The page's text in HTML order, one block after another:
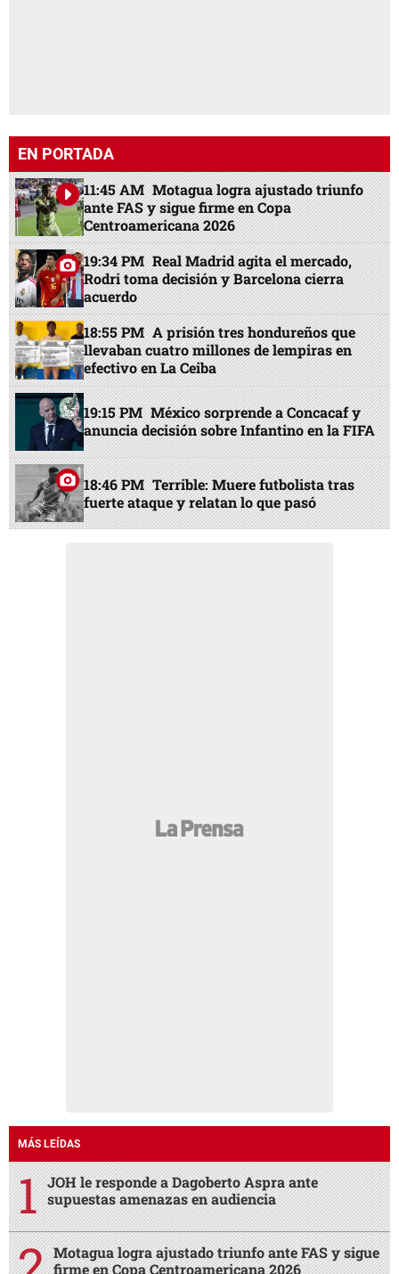
EN PORTADA
11:45 AM Motagua logra ajustado triunfo
ante FAS y sigue firme en Copa
Centroamericana 2026
19:34 PM Real Madrid agita el mercado,
Rodri toma decisión y Barcelona cierra
acuerdo
18:55 PM A prisión tres hondureños que
llevaban cuatro millones de lempiras en
efectivo en La Ceiba
19:15 PM México sorprende a Concacaf y
anuncia decisión sobre Infantino en la FIFA
18:46 PM Terrible: Muere futbolista tras
fuerte ataque y relatan lo que pasó
MÁS LEÍDAS
JOH le responde a Dagoberto Aspra ante
supuestas amenazas en audiencia
Motagua logra ajustado triunfo ante FAS y sigue
firme en Copa Centroamericana 2026